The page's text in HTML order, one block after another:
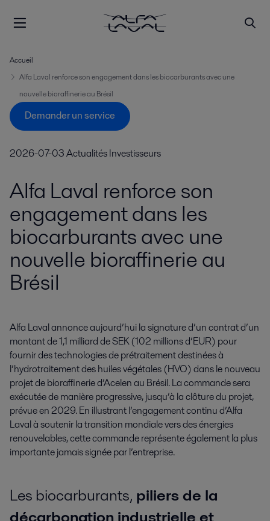
Accueil
Alfa Laval renforce son engagement dans les biocarburants avec une
nouvelle bioraffinerie au Brésil
Demander un service
2026-07-03Actualités Investisseurs
Alfa Laval renforce son
engagement dans les
biocarburants avec une
nouvelle bioraffinerie au
Brésil
Alfa Laval annonce aujourd’hui la signature d’un contrat d’un
montant de 1,1 milliard de SEK (102 millions d’EUR) pour
fournir des technologies de prétraitement destinées à
l’hydrotraitement des huiles végétales (HVO) dans le nouveau
projet de bioraffinerie d’Acelen au Brésil. La commande sera
exécutée de manière progressive, jusqu’à la clôture du projet,
prévue en 2029. En illustrant l’engagement continu d’Alfa
Laval à soutenir la transition mondiale vers des énergies
renouvelables, cette commande représente également la plus
importante jamais signée par l’entreprise.
Les biocarburants, piliers de la
décarbonation industrielle et